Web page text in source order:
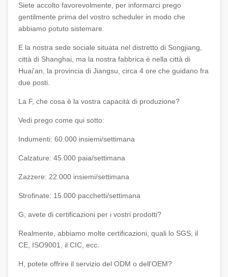
Siete accolto favorevolmente, per informarci prego
gentilmente prima del vostro scheduler in modo che
abbiamo potuto sistemare.
E la nostra sede sociale situata nel distretto di Songjiang,
città di Shanghai, ma la nostra fabbrica è nella città di
Huai'an, la provincia di Jiangsu, circa 4 ore che guidano fra
due posti.
La F, che cosa è la vostra capacità di produzione?
Vedi prego come qui sotto:
Indumenti: 60.000 insiemi/settimana
Calzature: 45.000 paia/settimana
Zazzere: 22.000 insiemi/settimana
Strofinate: 15.000 pacchetti/settimana
G, avete di certificazioni per i vostri prodotti?
Realmente, abbiamo molte certificazioni, quali lo SGS, il
CE, ISO9001, il CIC, ecc.
H, potete offrire il servizio del ODM o dell'OEM?